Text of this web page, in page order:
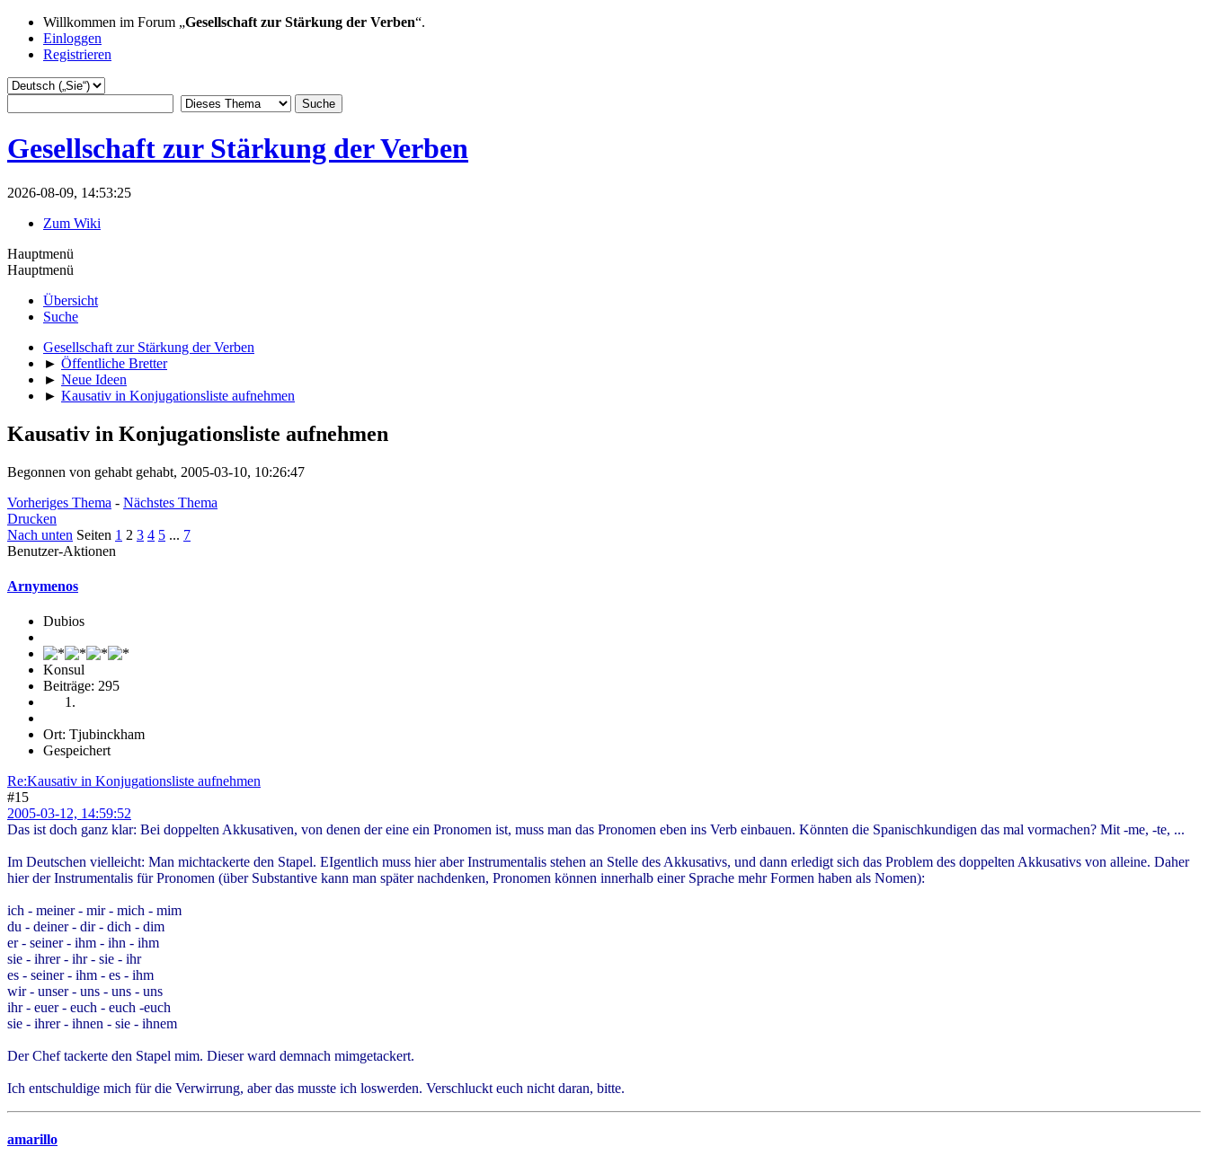
Willkommen im Forum „Gesellschaft zur Stärkung der Verben“.
Einloggen
Registrieren
Gesellschaft zur Stärkung der Verben
2026-08-09, 14:53:25
Zum Wiki
Hauptmenü
Hauptmenü
Übersicht
Suche
Gesellschaft zur Stärkung der Verben
► Öffentliche Bretter
► Neue Ideen
► Kausativ in Konjugationsliste aufnehmen
Kausativ in Konjugationsliste aufnehmen
Begonnen von gehabt gehabt, 2005-03-10, 10:26:47
Vorheriges Thema - Nächstes Thema
Drucken
Nach unten Seiten 1 2 3 4 5 ... 7
Benutzer-Aktionen
Arnymenos
Dubios
Konsul
Beiträge: 295
Ort: Tjubinckham
Gespeichert
Re:Kausativ in Konjugationsliste aufnehmen
#15
2005-03-12, 14:59:52
Das ist doch ganz klar: Bei doppelten Akkusativen, von denen der eine ein Pronomen ist, muss man das Pronomen eben ins Verb einbauen. Könnten die Spanischkundigen das mal vormachen? Mit -me, -te, ...
Im Deutschen vielleicht: Man michtackerte den Stapel. EIgentlich muss hier aber Instrumentalis stehen an Stelle des Akkusativs, und dann erledigt sich das Problem des doppelten Akkusativs von alleine. Daher
hier der Instrumentalis für Pronomen (über Substantive kann man später nachdenken, Pronomen können innerhalb einer Sprache mehr Formen haben als Nomen):
ich - meiner - mir - mich - mim
du - deiner - dir - dich - dim
er - seiner - ihm - ihn - ihm
sie - ihrer - ihr - sie - ihr
es - seiner - ihm - es - ihm
wir - unser - uns - uns - uns
ihr - euer - euch - euch -euch
sie - ihrer - ihnen - sie - ihnem
Der Chef tackerte den Stapel mim. Dieser ward demnach mimgetackert.
Ich entschuldige mich für die Verwirrung, aber das musste ich loswerden. Verschluckt euch nicht daran, bitte.
amarillo